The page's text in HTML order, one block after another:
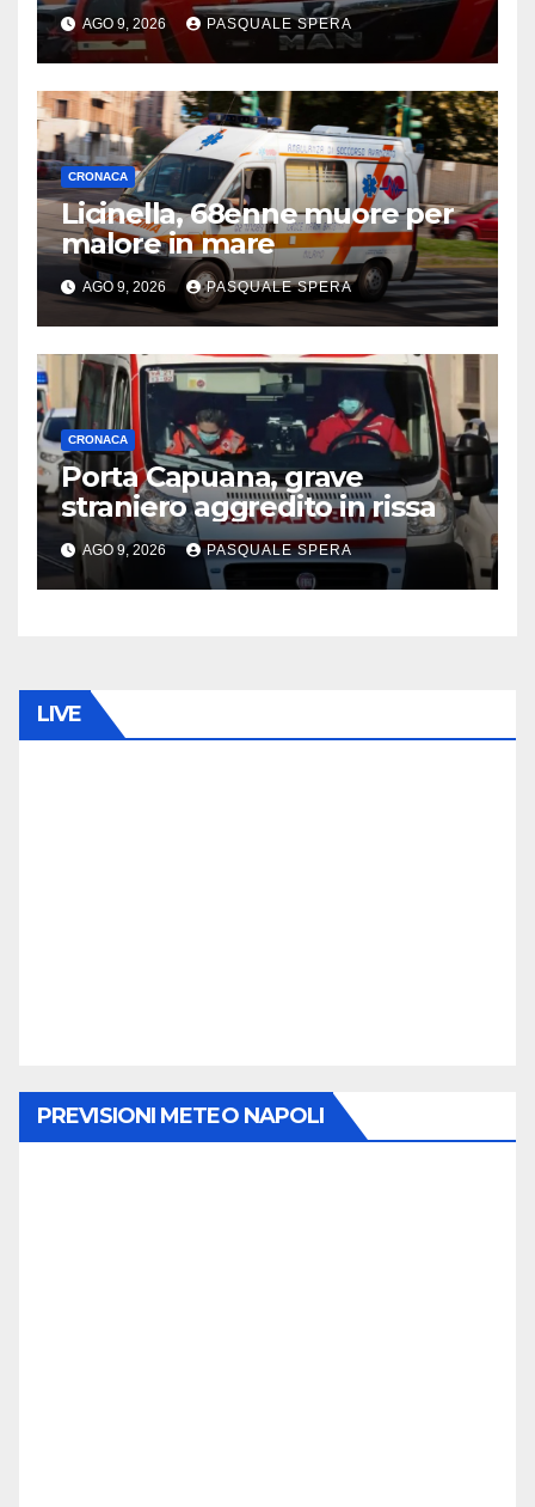
AGO 9, 2026 PASQUALE SPERA
CRONACA
Licinella, 68enne muore per
malore in mare
AGO 9, 2026 PASQUALE SPERA
CRONACA
Porta Capuana, grave
straniero aggredito in rissa
AGO 9, 2026 PASQUALE SPERA
LIVE
PREVISIONI METEO NAPOLI